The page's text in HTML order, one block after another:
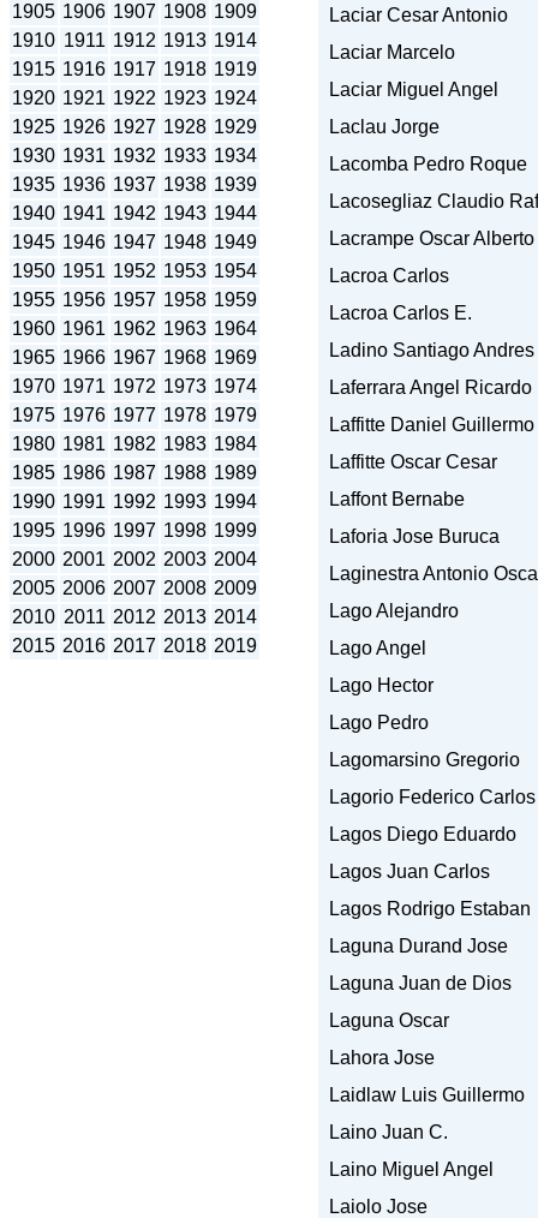
Laciar Cesar Antonio
Laciar Marcelo
Laciar Miguel Angel
Laclau Jorge
Lacomba Pedro Roque
Lacosegliaz Claudio
Lacrampe Oscar Alberto
Lacroa Carlos
Lacroa Carlos E.
Ladino Santiago Andres
Laferrara Angel Ricardo
Laffitte Daniel Guillermo
Laffitte Oscar Cesar
Laffont Bernabe
Laforia Jose Buruca
Laginestra Antonio
Lago Alejandro
Lago Angel
Lago Hector
Lago Pedro
Lagomarsino Gregorio
Lagorio Federico Carlos
Lagos Diego Eduardo
Lagos Juan Carlos
Lagos Rodrigo Estaban
Laguna Durand Jose
Laguna Juan de Dios
Laguna Oscar
Lahora Jose
Laidlaw Luis Guillermo
Laino Juan C.
Laino Miguel Angel
Laiolo Jose
1905 1906 1907 1908 1909
1910 1911 1912 1913 1914
1915 1916 1917 1918 1919
1920 1921 1922 1923 1924
1925 1926 1927 1928 1929
1930 1931 1932 1933 1934
1935 1936 1937 1938 1939
1940 1941 1942 1943 1944
1945 1946 1947 1948 1949
1950 1951 1952 1953 1954
1955 1956 1957 1958 1959
1960 1961 1962 1963 1964
1965 1966 1967 1968 1969
1970 1971 1972 1973 1974
1975 1976 1977 1978 1979
1980 1981 1982 1983 1984
1985 1986 1987 1988 1989
1990 1991 1992 1993 1994
1995 1996 1997 1998 1999
2000 2001 2002 2003 2004
2005 2006 2007 2008 2009
2010 2011 2012 2013 2014
2015 2016 2017 2018 2019